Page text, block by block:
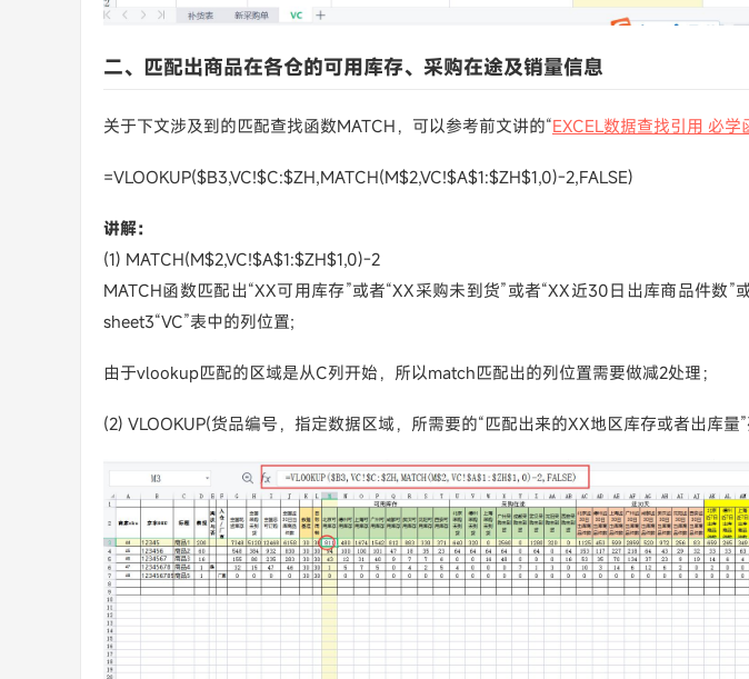
二、匹配出商品在各仓的可用库存、采购在途及销量信息
关于下文涉及到的匹配查找函数MATCH，可以参考前文讲的“EXCEL数据查找引用 必学
=VLOOKUP($B3,VC!$C:$ZH,MATCH(M$2,VC!$A$1:$ZH$1,0)-2,FALSE)
讲解：
(1) MATCH(M$2,VC!$A$1:$ZH$1,0)-2
MATCH函数匹配出“XX可用库存”或者“XX采购未到货”或者“XX近30日出库商品件数”
sheet3“VC”表中的列位置;
由于vlookup匹配的区域是从C列开始，所以match匹配出的列位置需要做减2处理；
(2) VLOOKUP(货品编号，指定数据区域，所需要的“匹配出来的XX地区库存或者出库量